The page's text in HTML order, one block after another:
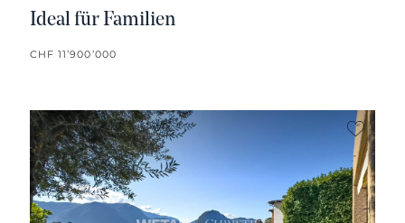
Ideal für Familien
CHF 11’900’000
kein